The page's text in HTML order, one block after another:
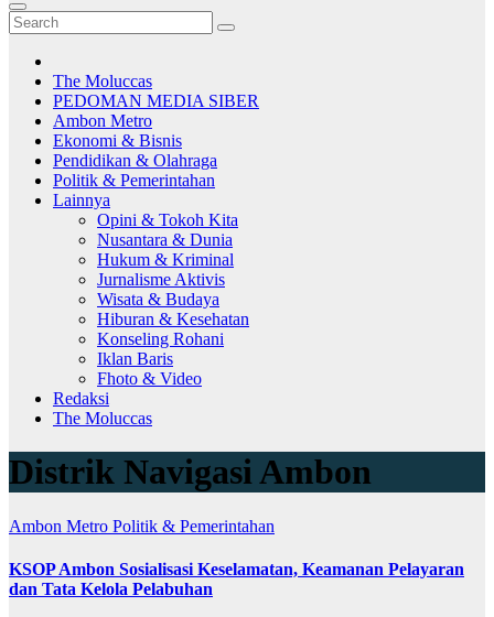
The Moluccas
PEDOMAN MEDIA SIBER
Ambon Metro
Ekonomi & Bisnis
Pendidikan & Olahraga
Politik & Pemerintahan
Lainnya
Opini & Tokoh Kita
Nusantara & Dunia
Hukum & Kriminal
Jurnalisme Aktivis
Wisata & Budaya
Hiburan & Kesehatan
Konseling Rohani
Iklan Baris
Fhoto & Video
Redaksi
The Moluccas
Distrik Navigasi Ambon
Ambon Metro Politik & Pemerintahan
KSOP Ambon Sosialisasi Keselamatan, Keamanan Pelayaran
dan Tata Kelola Pelabuhan